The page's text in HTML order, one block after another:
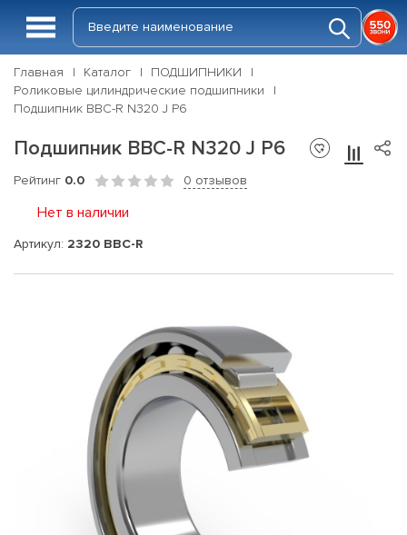
Главная Каталог
ПОДШИПНИКИ
Роликовые цилиндрические подшипники
Подшипник BBC-R N320 J P6
Подшипник BBC-R N320 J P6
Рейтинг 0.0 0 отзывов
Нет в наличии
Артикул: 2320 BBC-R